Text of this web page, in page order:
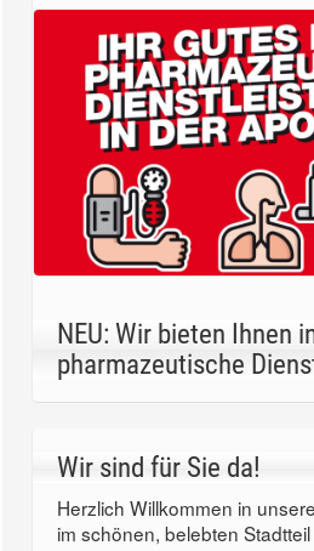
NEU: Wir bieten Ihnen
pharmazeutische
Wir sind für Sie da!
Herzlich Willkommen in
im schönen, belebten